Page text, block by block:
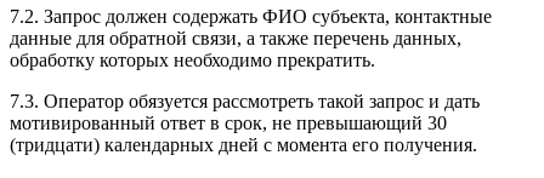
7.2. Запрос должен содержать ФИО субъекта, контактные
данные для обратной связи, а также перечень данных,
обработку которых необходимо прекратить.
7.3. Оператор обязуется рассмотреть такой запрос и дать
мотивированный ответ в срок, не превышающий 30
(тридцати) календарных дней с момента его получения.